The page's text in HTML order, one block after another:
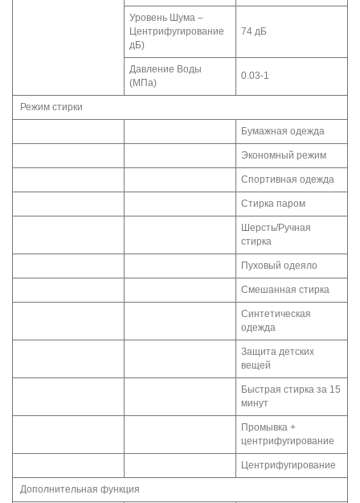
Уровень Шума –
Центрифугирование
дБ)
74 дБ
Давление Воды
(МПа)
0.03-1
Режим стирки
Бумажная одежда
Экономный режим
Спортивная одежда
Стирка паром
Шерсть/Ручная
стирка
Пуховый одеяло
Смешанная стирка
Синтетическая
одежда
Защита детских
вещей
Быстрая стирка за 15
минут
Промывка +
центрифугирование
Центрифугирование
Дополнительная функция